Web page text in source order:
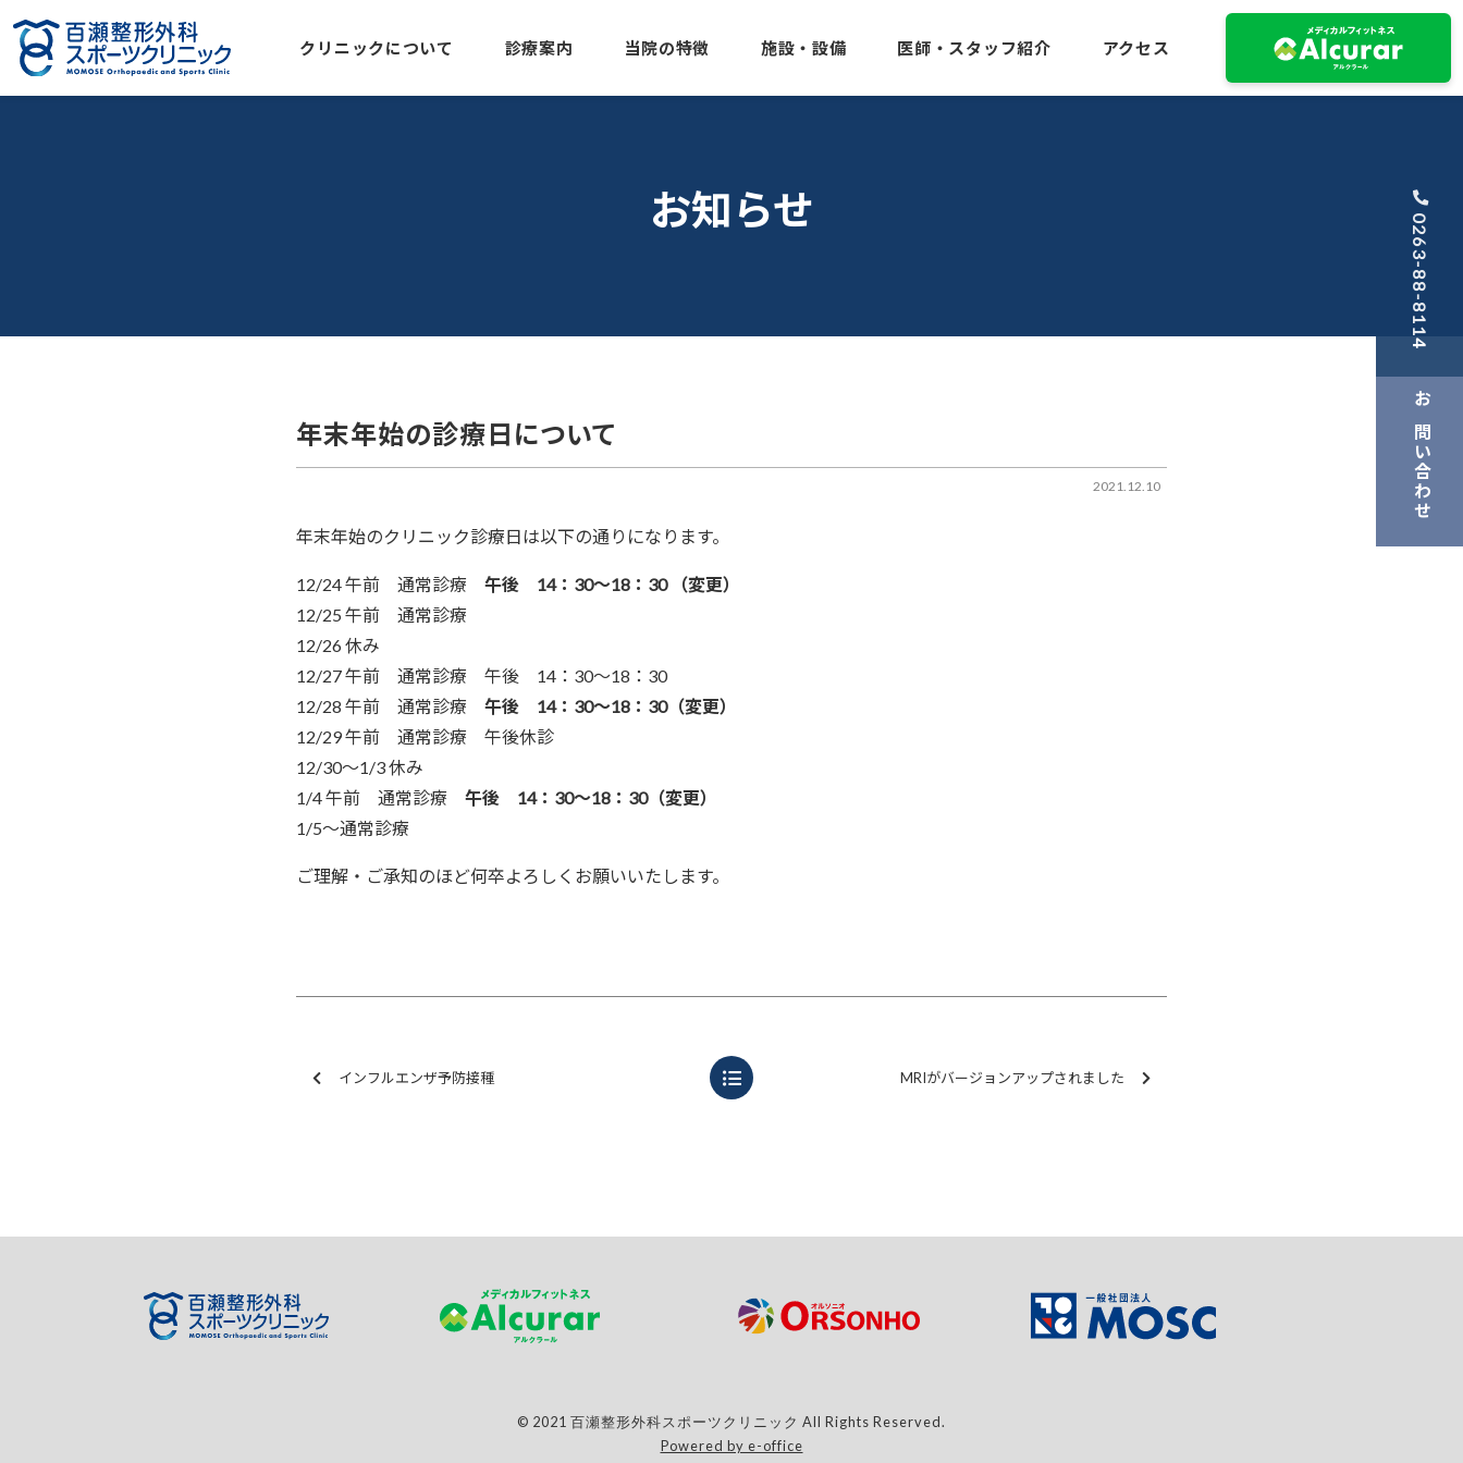
クリニックについて 診療案内 当院の特徴 施設・設備 医師・スタッフ紹介 アクセス
お知らせ
2021.12.10
年末年始の診療日について
年末年始のクリニック診療日は以下の通りになります。
12/24 午前 通常診療 午後 14：30～18：30 （変更）
12/25 午前 通常診療
12/26 休み
12/27 午前 通常診療 午後 14：30～18：30
12/28 午前 通常診療 午後 14：30～18：30（変更）
12/29 午前 通常診療 午後休診
12/30～1/3 休み
1/4 午前 通常診療 午後 14：30～18：30（変更）
1/5～通常診療
ご理解・ご承知のほど何卒よろしくお願いいたします。
インフルエンザ予防接種 MRIがバージョンアップされました
© 2021 百瀬整形外科スポーツクリニック All Rights Reserved.
Powered by e-office
0263-88-8114
お問い合わせ